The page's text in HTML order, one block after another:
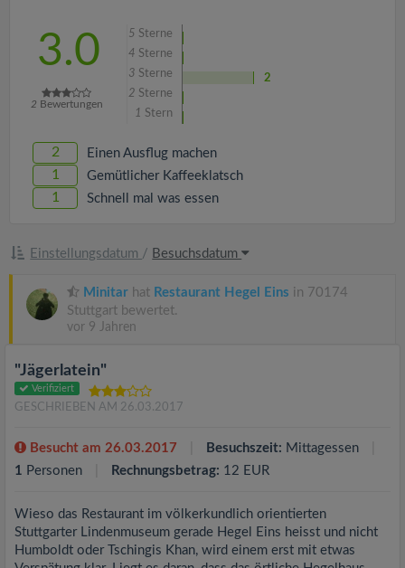
3.0
2 Bewertungen
5 Sterne
4 Sterne
3 Sterne
2
2 Sterne
1 Stern
2 Einen Ausflug machen
1 Gemütlicher Kaffeeklatsch
1 Schnell mal was essen
Einstellungsdatum / Besuchsdatum
Minitar hat Restaurant Hegel Eins in 70174
Stuttgart bewertet.
vor 9 Jahren
"Jägerlatein"
Verifiziert
GESCHRIEBEN AM 26.03.2017
Besucht am 26.03.2017 Besuchszeit: Mittagessen
1 Personen Rechnungsbetrag: 12 EUR
Wieso das Restaurant im völkerkundlich orientierten
Stuttgarter Lindenmuseum gerade Hegel Eins heisst und nicht
Humboldt oder Tschingis Khan, wird einem erst mit etwas